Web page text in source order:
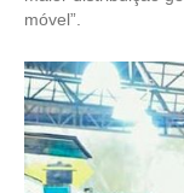
móvel”.